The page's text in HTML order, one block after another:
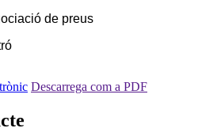
de preus
Descarrega com a PDF